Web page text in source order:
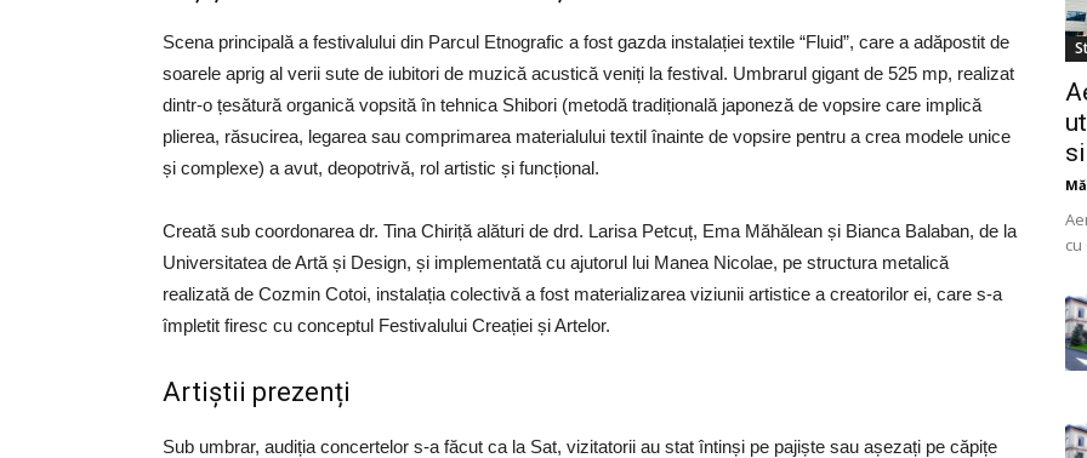
Scena principală a festivalului din Parcul Etnografic a fost gazda instalației textile “Fluid”, care a adăpostit de
soarele aprig al verii sute de iubitori de muzică acustică veniți la festival. Umbrarul gigant de 525 mp, realizat
dintr-o țesătură organică vopsită în tehnica Shibori (metodă tradițională japoneză de vopsire care implică
plierea, răsucirea, legarea sau comprimarea materialului textil înainte de vopsire pentru a crea modele unice
și complexe) a avut, deopotrivă, rol artistic și funcțional.
Creată sub coordonarea dr. Tina Chiriță alături de drd. Larisa Petcuț, Ema Măhălean și Bianca Balaban, de la
Universitatea de Artă și Design, și implementată cu ajutorul lui Manea Nicolae, pe structura metalică
realizată de Cozmin Cotoi, instalația colectivă a fost materializarea viziunii artistice a creatorilor ei, care s-a
împletit firesc cu conceptul Festivalului Creației și Artelor.
Artiștii prezenți
Sub umbrar, audiția concertelor s-a făcut ca la Sat, vizitatorii au stat întinși pe pajiște sau așezați pe căpițe